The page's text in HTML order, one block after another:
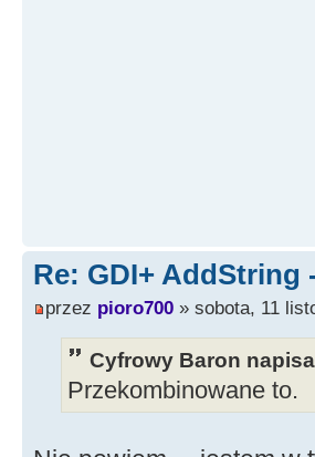
Re: GDI+ AddString
przez pioro700 » sobota, 11
Cyfrowy Baron
Przekombinowane to.